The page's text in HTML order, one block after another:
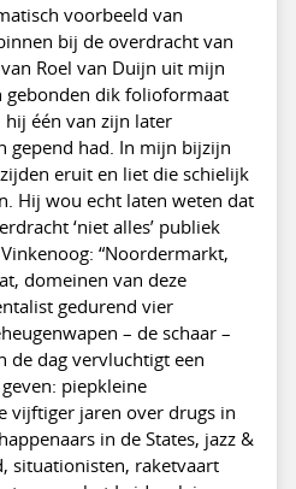
voorbeeld van
bij de overdracht van
Roel van Duijn uit mijn
gebonden dik folioformaat
één van zijn later
gepend had. In mijn bijzijn
eruit en liet die schielijk
Hij wou echt laten weten dat
‘niet alles’ publiek
“Noordermarkt,
domeinen van deze
gedurend vier
– de schaar –
de dag vervluchtigt een
piepkleine
vijftiger jaren over drugs in
in de States, jazz &
situationisten, raketvaart